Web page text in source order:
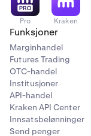
Pro Kraken
Funksjoner
Marginhandel
Futures Trading
OTC-handel
Institusjoner
API-handel
Kraken API Center
Innsatsbelønninger
Send penger